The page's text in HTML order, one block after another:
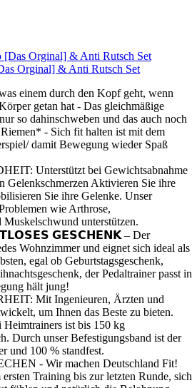
Orginal] & Anti Rutsch Set
einem durch den Kopf geht, wenn
getan hat - Das gleichmäßige
so dahinschweben und das auch noch
- Sich fit halten ist mit dem
damit Bewegung wieder Spaß
Unterstützt bei Gewichtsabnahme
Gelenkschmerzen Aktivieren Sie ihre
Sie ihre Gelenke. Unser
wie Arthrose,
Muskelschwund unterstützen.
𝗚𝗘𝗦𝗖𝗛𝗘𝗡𝗞 – Der
Wohnzimmer und eignet sich ideal als
egal ob Geburtstagsgeschenk,
der Pedaltrainer passt in
hält jung!
Mit Ingenieuren, Ärzten und
um Ihnen das Beste zu bieten.
ist bis 150 kg
Durch unser Befestigungsband ist der
und 100 % standfest.
- Wir machen Deutschland Fit!
Training bis zur letzten Runde, sich